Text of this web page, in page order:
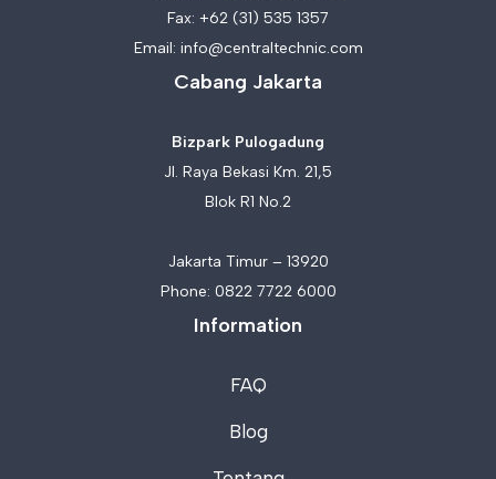
Fax: +62 (31) 535 1357
Email: info@centraltechnic.com
Cabang Jakarta
Bizpark Pulogadung
Jl. Raya Bekasi Km. 21,5
Blok R1 No.2
Jakarta Timur – 13920
Phone: 0822 7722 6000
Information
FAQ
Blog